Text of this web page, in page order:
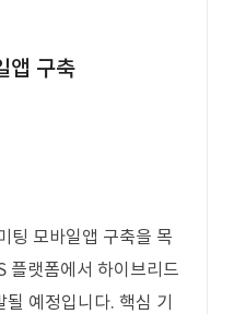
앱 구축
팅 모바일앱 구축을 목
플랫폼에서 하이브리드
예정입니다. 핵심 기